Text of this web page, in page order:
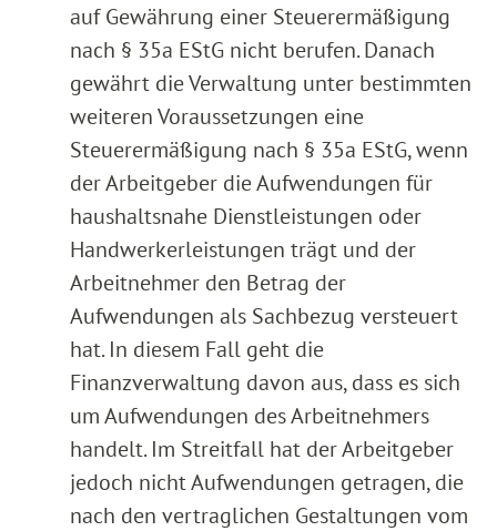
auf Gewährung einer Steuerermäßigung
nach § 35a EStG nicht berufen. Danach
gewährt die Verwaltung unter bestimmten
weiteren Voraussetzungen eine
Steuerermäßigung nach § 35a EStG, wenn
der Arbeitgeber die Aufwendungen für
haushaltsnahe Dienstleistungen oder
Handwerkerleistungen trägt und der
Arbeitnehmer den Betrag der
Aufwendungen als Sachbezug versteuert
hat. In diesem Fall geht die
Finanzverwaltung davon aus, dass es sich
um Aufwendungen des Arbeitnehmers
handelt. Im Streitfall hat der Arbeitgeber
jedoch nicht Aufwendungen getragen, die
nach den vertraglichen Gestaltungen vom